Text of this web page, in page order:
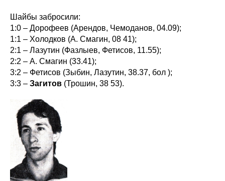
Шайбы забросили:
1:0 – Дорофеев (Арендов, Чемоданов, 04.09);
1:1 – Холодков (А. Смагин, 08 41);
2:1 – Лазутин (Фазлыев, Фетисов, 11.55);
2:2 – А. Смагин (33.41);
3:2 – Фетисов (Зыбин, Лазутин, 38.37, бол );
3:3 – Загитов (Трошин, 38 53).